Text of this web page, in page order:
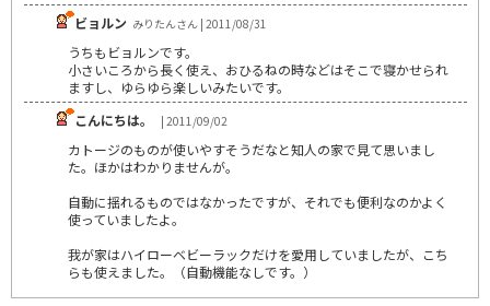
ビョルン みりたんさん | 2011/08/31
うちもビョルンです。
小さいころから長く使え、おひるねの時などはそこで寝かせられ
ますし、ゆらゆら楽しいみたいです。
こんにちは。
| 2011/09/02
カトージのものが使いやすそうだなと知人の家で見て思いまし
た。ほかはわかりませんが。
自動に揺れるものではなかったですが、それでも便利なのかよく
使っていましたよ。
我が家はハイローベビーラックだけを愛用していましたが、こち
らも使えました。（自動機能なしです。）